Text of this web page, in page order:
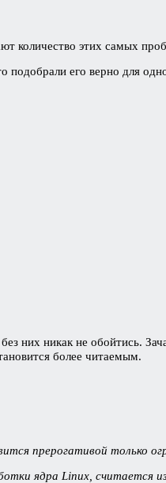
количество этих самых
его верно для
них никак не обойтись.
более читаемым.
прерогативой только
ядра Linux, считается